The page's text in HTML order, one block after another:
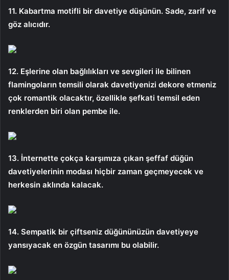
11. Kabartma motifli bir davetiye düşünün. Sade, zarif ve
göz alıcıdır.
12. Eşlerine olan bağlılıkları ve sevgileri ile bilinen
flamingoların temsili olarak davetiyenizi dekore etmeniz
çok romantik olacaktır, özellikle şefkati temsil eden
renklerden biri olan pembe ile.
13. İnternette çokça karşımıza çıkan şeffaf düğün
davetiyelerinin modası hiçbir zaman geçmeyecek ve
herkesin aklında kalacak.
14. Sempatik bir çiftseniz düğününüzün davetiyeye
yansıyacak en özgün tasarımı bu olabilir.